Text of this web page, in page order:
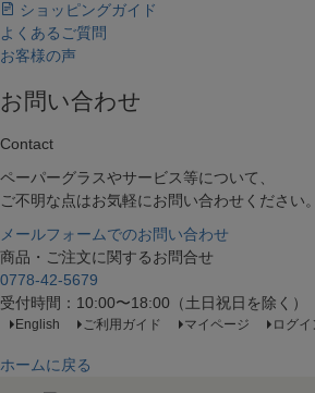
ショッピングガイド
よくあるご質問
お客様の声
お問い合わせ
Contact
ペーパーグラスやサービス等について、
ご不明な点はお気軽にお問い合わせください。
メールフォームでのお問い合わせ
商品・ご注文に関するお問合せ
0778-42-5679
受付時間：10:00〜18:00（土日祝日を除く）
English ご利用ガイド マイページ ログイ
ホームに戻る
キーワードで探す
ース(空白文字)を入れて検索できます。
例）オーバルのグレーだけ絞り込み
価格帯で絞り込む（税抜価格）
フレームのカタチから探す
オーバル
スクエア
アンダーリム
ボストン
ウェリントン